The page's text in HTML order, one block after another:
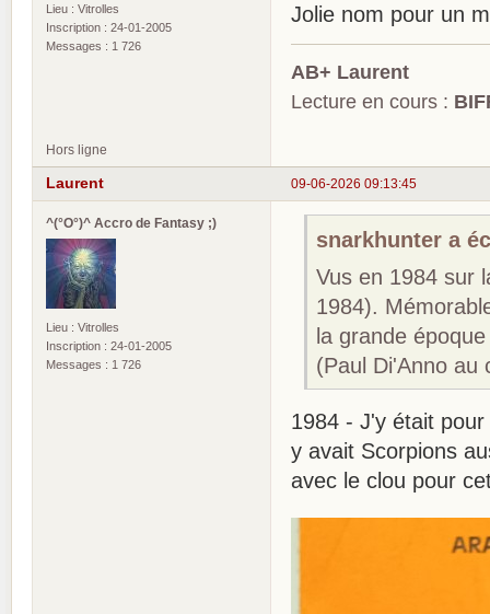
Lieu : Vitrolles
Inscription : 24-01-2005
Messages : 1 726
Jolie nom pour un
AB+ Laurent
Lecture en cours :
Hors ligne
09-06-2026 09:13:45
Laurent
^(°O°)^ Accro de Fantasy ;)
Lieu : Vitrolles
Inscription : 24-01-2005
Messages : 1 726
snarkhunter a
Vus en 1984 sur
1984).
la grande
(Paul Di'Anno au
1984 - J'y était
y avait Scorpions
avec le clou pour